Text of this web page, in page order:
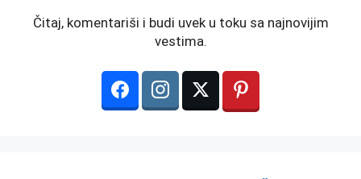
Čitaj, komentariši i budi uvek u toku sa najnovijim
vestima.